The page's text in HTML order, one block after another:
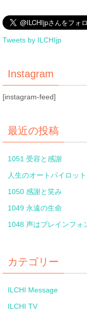
Tweets by ILCHIjp
Instagram
[instagram-feed]
最近の投稿
1051 受容と感謝
人生のオートパイロッ
1050 感謝と笑み
1049 永遠の生命
1048 声はブレインフォ
カテゴリー
ILCHI Message
ILCHI TV